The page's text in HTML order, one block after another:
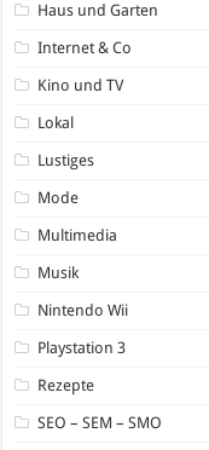
Haus und Garten
Internet & Co
Kino und TV
Lokal
Lustiges
Mode
Multimedia
Musik
Nintendo Wii
Playstation 3
Rezepte
SEO – SEM – SMO